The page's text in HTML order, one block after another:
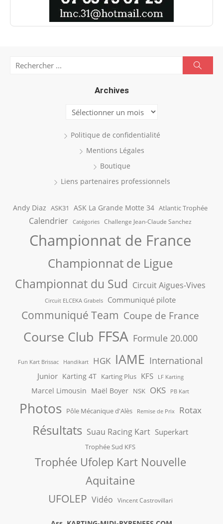
Archives
Archives
Politique de confidentialité
Mentions Légales
Boutique
Liens partenaires professionnels
Andy Diaz ASK31 ASK La Grande Motte 34 Atlantic Trophée
Calendrier Catégories Challenge Jean-Claude Sanchez
Championnat de France
Championnat de Ligue
Championnat du Sud Circuit Aigues-Vives
Circuit ELCEKA Grabels Communiqué pilote
Communiqué Team Coupe de France
Course Club FFSA Formule 20.000
Fun Kart Brissac Handikart HGK IAME International
Junior Karting 4T Karting Plus KFS LF Karting
Marcel Limousin Maël Boyer NSK OKS PB Kart
Photos Pôle Mécanique d'Alès Remise de Prix Rotax
Résultats Suau Racing Kart Superkart
Trophée Sud KFS
Trophée Ufolep Kart Nouvelle
Aquitaine
UFOLEP Vidéo Vincent Castrovillari